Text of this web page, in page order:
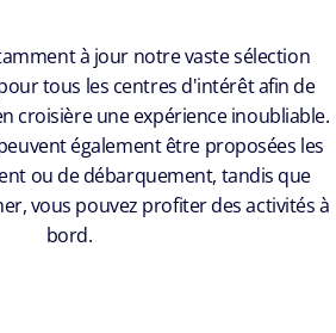
à jour notre vaste sélection
tous les centres d'intérêt afin de
croisière une expérience inoubliable.
également être proposées les
ou de débarquement, tandis que
vous pouvez profiter des activités à
bord.